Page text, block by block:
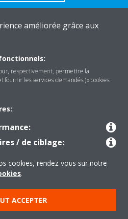
© Daikin
Avis relatif aux cookies
améliorée grâce aux
respectivement, permettre la
fournir les services demandés (« cookies
/ de ciblage:
cookies, rendez-vous sur notre
.
ACCEPTER